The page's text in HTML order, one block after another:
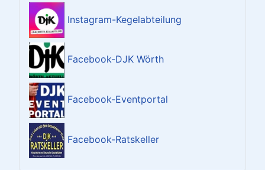
Instagram-Kegelabteilung
Facebook-DJK Wörth
Facebook-Eventportal
Facebook-Ratskeller